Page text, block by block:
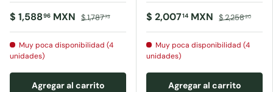
$ 1,58896 MXN $ 1,78773
Muy poca disponibilidad (4
unidades)
Agregar al carrito
$ 2,00714 MXN $ 2,25820
Muy poca disponibilidad (4
unidades)
Agregar al carrito